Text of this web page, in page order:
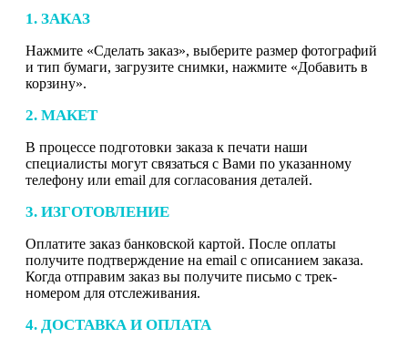
1. ЗАКАЗ
Нажмите «Сделать заказ», выберите размер фотографий
и тип бумаги, загрузите снимки, нажмите «Добавить в
корзину».
2. МАКЕТ
В процессе подготовки заказа к печати наши
специалисты могут связаться с Вами по указанному
телефону или email для согласования деталей.
3. ИЗГОТОВЛЕНИЕ
Оплатите заказ банковской картой. После оплаты
получите подтверждение на email с описанием заказа.
Когда отправим заказ вы получите письмо с трек-
номером для отслеживания.
4. ДОСТАВКА И ОПЛАТА